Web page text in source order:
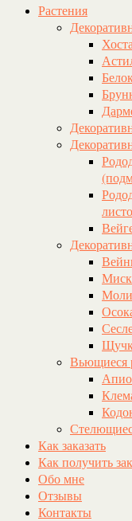
Растения
Хоста
Вьющиеся
Как заказать
Как получить
Обо мне
Отзывы
Контакты